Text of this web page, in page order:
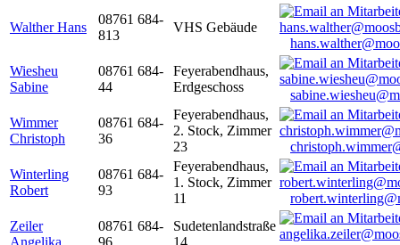
Walther Hans
08761 684-
813
VHS Gebäude
Wiesheu
Sabine
08761 684-
44
Feyerabendhaus,
Erdgeschoss
Wimmer
Christoph
08761 684-
36
Feyerabendhaus,
2. Stock, Zimmer
23
Winterling
Robert
08761 684-
93
Feyerabendhaus,
1. Stock, Zimmer
11
Zeiler
Angelika
08761 684-
96
Sudetenlandstraße
14